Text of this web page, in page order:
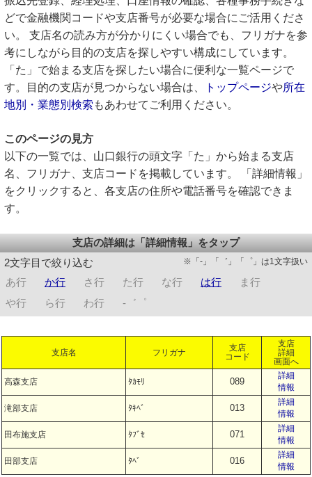
どで金融機関コードや支店番号が必要な場合にご活用くださ
い。 支店名の読み方が分かりにくい場合でも、フリガナを参
考にしながら目的の支店を探しやすい構成にしています。
「た」で始まる支店を探したい場合に便利な一覧ページで
す。目的の支店が見つからない場合は、
トップページや所在
地別・業態別検索 もあわせてご利用ください。
このページの見方
以下の一覧では、山口銀行の頭文字「た」から始まる支店
名、フリガナ、支店コードを掲載しています。 「詳細情報」
をクリックすると、各支店の住所や電話番号を確認できま
す。
支店の詳細は「詳細情報」をタップ
2文字目で絞り込む
※「-」「゛」「゜」は1文字扱い
あ行 か行 さ行 た行 な行 は行
ま行
や行
ら行 わ行 -゛゜
支店名 フリガナ
支店
コード
支店
詳細
画面へ
高森支店 ﾀｶﾓﾘ 089
詳細
情報
滝部支店 ﾀｷﾍﾞ 013
詳細
情報
田布施支店 ﾀﾌﾞｾ 071
詳細
情報
田部支店 ﾀﾍﾞ 016
詳細
情報